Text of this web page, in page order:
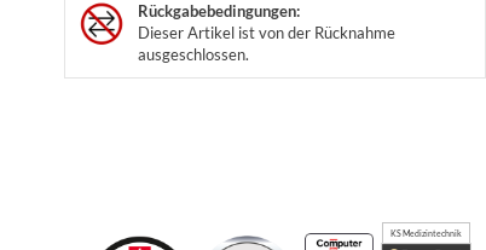
Rückgabebedingungen:
Dieser Artikel ist von der Rücknahme
ausgeschlossen.
KS Medizintechnik